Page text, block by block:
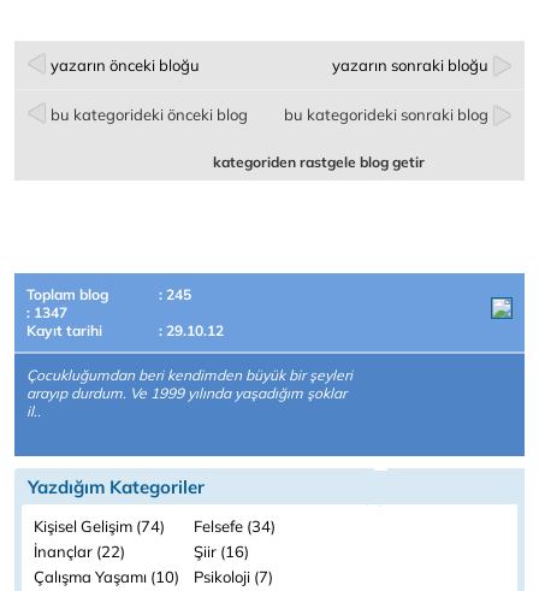
yazarın önceki bloğu yazarın sonraki bloğu
bu kategorideki önceki blog bu kategorideki sonraki blog
kategoriden rastgele blog getir
Toplam blog
: 245
: 1347
Kayıt tarihi
: 29.10.12
Çocukluğumdan beri kendimden büyük bir şeyleri
arayıp durdum. Ve 1999 yılında yaşadığım şoklar
il..
Yazdığım Kategoriler
Kişisel Gelişim (74)
Felsefe (34)
İnançlar (22)
Şiir (16)
Çalışma Yaşamı (10)
Psikoloji (7)